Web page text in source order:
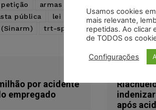
armas
pública lei Marcelo Freire
trt-sp
por acidente
empregado
após
Usamos cookies
mais relevante,
repetidas. Ao clicar
de TODOS os
Configurações